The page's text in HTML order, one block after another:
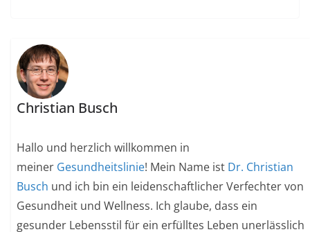
Christian Busch
Hallo und herzlich willkommen in
meiner Gesundheitslinie! Mein Name ist Dr. Christian
Busch und ich bin ein leidenschaftlicher Verfechter von
Gesundheit und Wellness. Ich glaube, dass ein
gesunder Lebensstil für ein erfülltes Leben unerlässlich